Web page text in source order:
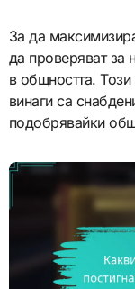
За да
да проверяват за
в общността.
винаги са
подобрявайки